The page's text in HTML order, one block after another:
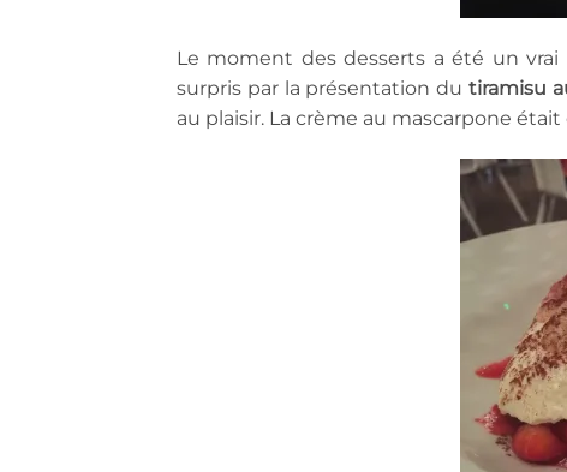
Le moment des desserts a été un
surpris par la présentation du tiramisu
au plaisir. La crème au mascarpone